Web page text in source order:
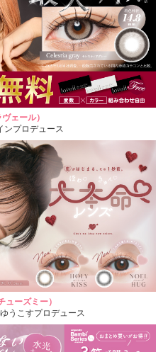
ェール）
ンプロデュース
ーズミー）
うこすプロデュース